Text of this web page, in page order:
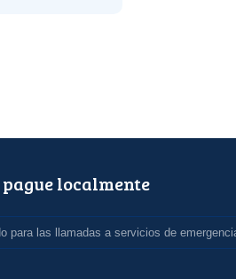
localmente
para las llamadas a servicios de